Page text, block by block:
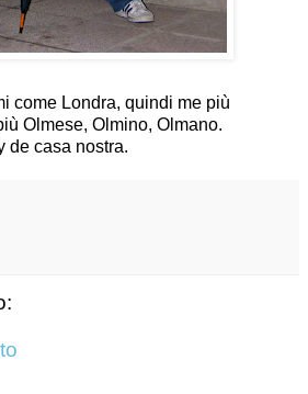
come Londra, quindi me più
Olmese, Olmino, Olmano.
de casa nostra.